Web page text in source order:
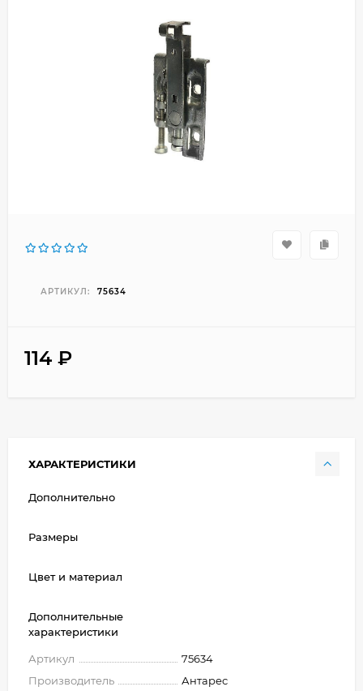
АРТИКУЛ: 75634
114 ₽
ХАРАКТЕРИСТИКИ
Дополнительно
Размеры
Цвет и материал
Дополнительные
характеристики
Артикул
75634
Производитель
Антарес